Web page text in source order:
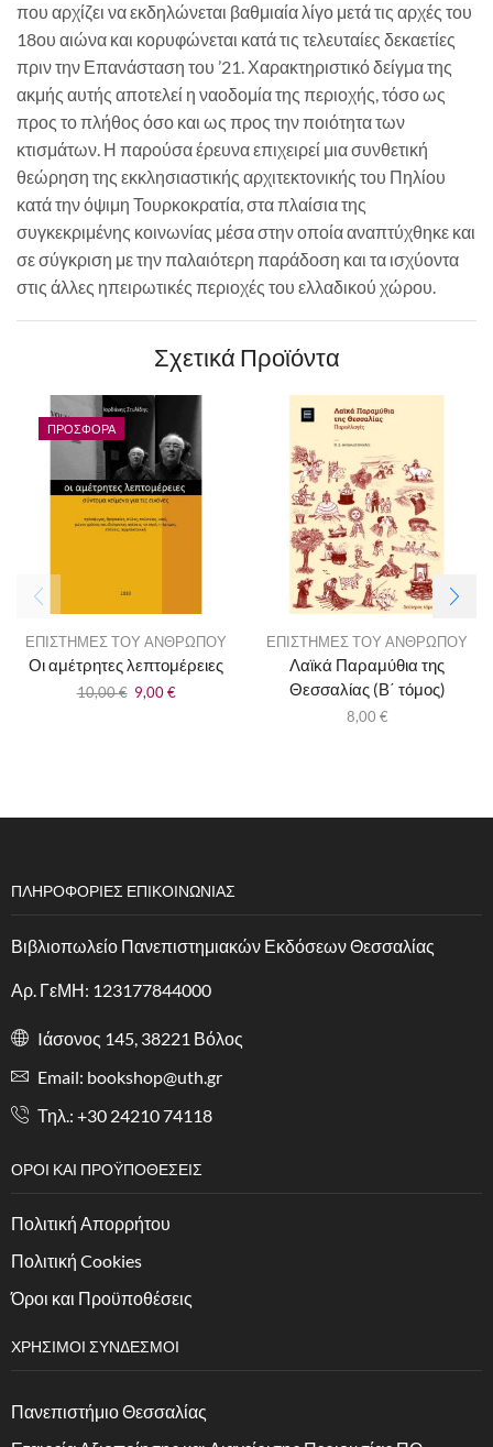
που αρχίζει να εκδηλώνεται βαθμιαία λίγο μετά τις αρχές του
18ου αιώνα και κορυφώνεται κατά τις τελευταίες δεκαετίες
πριν την Επανάσταση του ’21. Χαρακτηριστικό δείγμα της
ακμής αυτής αποτελεί η ναοδομία της περιοχής, τόσο ως
προς το πλήθος όσο και ως προς την ποιότητα των
κτισμάτων. Η παρούσα έρευνα επιχειρεί μια συνθετική
θεώρηση της εκκλησιαστικής αρχιτεκτονικής του Πηλίου
κατά την όψιμη Τουρκοκρατία, στα πλαίσια της
συγκεκριμένης κοινωνίας μέσα στην οποία αναπτύχθηκε και
σε σύγκριση με την παλαιότερη παράδοση και τα ισχύοντα
στις άλλες ηπειρωτικές περιοχές του ελλαδικού χώρου.
Σχετικά Προϊόντα
ΠΡΟΣΦΟΡΆ
ΕΠΙΣΤΗΜΕΣ ΤΟΥ ΑΝΘΡΩΠΟΥ
Οι αμέτρητες λεπτομέρειες
10,00€ 9,00€
ΕΠΙΣΤΗΜΕΣ ΤΟΥ ΑΝΘΡΩΠΟΥ
Λαϊκά Παραμύθια της
Θεσσαλίας (Β΄ τόμος)
8,00 €
ΠΛΗΡΟΦΟΡΙΕΣ ΕΠΙΚΟΙΝΩΝΙΑΣ
Βιβλιοπωλείο Πανεπιστημιακών Εκδόσεων Θεσσαλίας
Αρ. ΓεΜΗ: 123177844000
Iάσονος 145, 38221 Βόλος
Email: bookshop@uth.gr
Τηλ.: +30 24210 74118
ΟΡΟΙ ΚΑΙ ΠΡΟΫΠΟΘΕΣΕΙΣ
Πολιτική Απορρήτου
Πολιτική Cookies
Όροι και Προϋποθέσεις
ΧΡΗΣΙΜΟΙ ΣΥΝΔΕΣΜΟΙ
Πανεπιστήμιο Θεσσαλίας